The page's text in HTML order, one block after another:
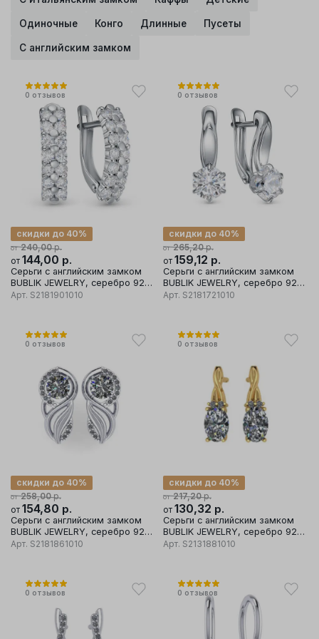
Одиночные Конго Длинные Пусеты
С английским замком
0 отзывов
от 240,00р.
скидки до 40%
от 144,00 р.
Серьги с английским замком
BUBLIK JEWELRY, серебро 925
проба, вставка фианит
Арт. S2181901010
0 отзывов
от 265,20р.
скидки до 40%
от 159,12 р.
Серьги с английским замком
BUBLIK JEWELRY, серебро 925
проба, вставка фианит
Арт. S2181721010
0 отзывов
от 258,00р.
скидки до 40%
от 154,80 р.
Серьги с английским замком
BUBLIK JEWELRY, серебро 925
проба, вставка фианит
Арт. S2181861010
0 отзывов
от 217,20р.
скидки до 40%
от 130,32 р.
Серьги с английским замком
BUBLIK JEWELRY, серебро 925
проба, вставка фианит
Арт. S2131881010
0 отзывов 0 отзывов